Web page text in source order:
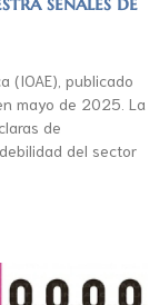
(IOAE), publicado
mayo de 2025. La
de
del sector